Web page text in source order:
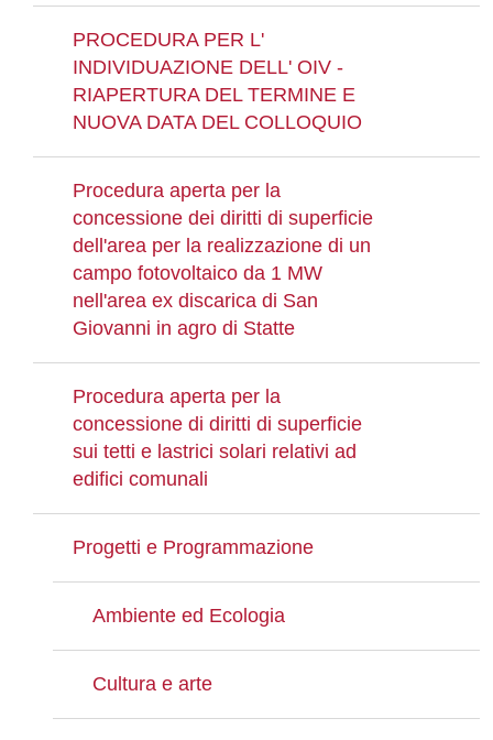
PROCEDURA PER L'
INDIVIDUAZIONE DELL' OIV -
RIAPERTURA DEL TERMINE E
NUOVA DATA DEL COLLOQUIO
Procedura aperta per la
concessione dei diritti di superficie
dell'area per la realizzazione di un
campo fotovoltaico da 1 MW
nell'area ex discarica di San
Giovanni in agro di Statte
Procedura aperta per la
concessione di diritti di superficie
sui tetti e lastrici solari relativi ad
edifici comunali
Progetti e Programmazione
Ambiente ed Ecologia
Cultura e arte